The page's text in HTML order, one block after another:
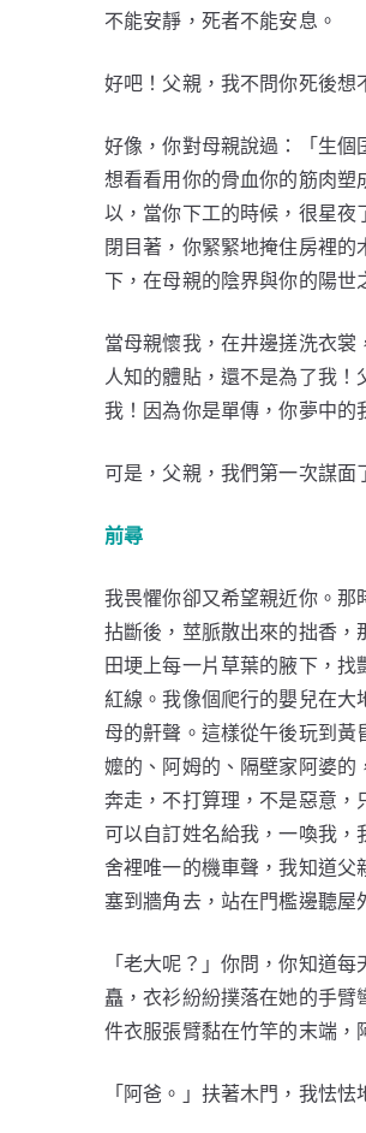
不能安靜，死者不能安息。
好吧！父親，我不問你死後想
好像，你對母親說過：「生
想看看用你的骨血你的筋肉
以，當你下工的時候，很星
閉目著，你緊緊地掩住房裡
下，在母親的陰界與你的陽世
當母親懷我，在井邊搓洗衣
人知的體貼，還不是為了我
我！因為你是單傳，你夢中的
可是，父親，我們第一次謀面
前尋
我畏懼你卻又希望親近你。
拈斷後，莖脈散出來的拙香，
田埂上每一片草葉的腋下，
紅線。我像個爬行的嬰兒在
母的鼾聲。這樣從午後玩到
嬤的、阿姆的、隔壁家阿婆
奔走，不打算理，不是惡意，
可以自訂姓名給我，一喚我
舍裡唯一的機車聲，我知道父
塞到牆角去，站在門檻邊聽屋
「老大呢？」你問，你知道
矗，衣衫紛紛撲落在她的手
件衣服張臂黏在竹竿的末端，
「阿爸。」扶著木門，我怯怯